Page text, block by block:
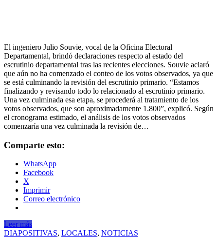
El ingeniero Julio Souvie, vocal de la Oficina Electoral
Departamental, brindó declaraciones respecto al estado del
escrutinio departamental tras las recientes elecciones. Souvie aclaró
que aún no ha comenzado el conteo de los votos observados, ya que
se está culminando la revisión del escrutinio primario. “Estamos
finalizando y revisando todo lo relacionado al escrutinio primario.
Una vez culminada esa etapa, se procederá al tratamiento de los
votos observados, que son aproximadamente 1.800”, explicó. Según
el cronograma estimado, el análisis de los votos observados
comenzaría una vez culminada la revisión de…
Comparte esto:
WhatsApp
Facebook
X
Imprimir
Correo electrónico
Leer más
DIAPOSITIVAS, LOCALES, NOTICIAS